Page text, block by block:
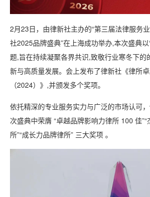
2月23日，由律新社主办的“第三届法律服务
社2025品牌盛典”在上海成功举办,本次盛典以
题,旨在持续凝聚各界共识,致敬行业寒冬下的
新与高质量发展。会上发布了律新社《律所
（2024）》,并颁发多个奖项。
依托精深的专业服务实力与广泛的市场认可
次盛典中荣膺 “卓越品牌影响力律所 100 佳
所”“成长力品牌律所” 三大奖项 。